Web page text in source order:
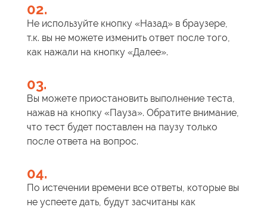
02.
Не используйте кнопку «Назад» в браузере,
т.к. вы не можете изменить ответ после того,
как нажали на кнопку «Далее».
03.
Вы можете приостановить выполнение теста,
нажав на кнопку «Пауза». Обратите внимание,
что тест будет поставлен на паузу только
после ответа на вопрос.
04.
По истечении времени все ответы, которые вы
не успеете дать, будут засчитаны как